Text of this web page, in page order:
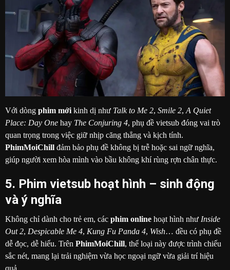
Với dòng phim mới kinh dị như Talk to Me 2, Smile 2, A Quiet
Place: Day One hay The Conjuring 4, phụ đề vietsub đóng vai trò
quan trọng trong việc giữ nhịp căng thẳng và kịch tính.
PhimMoiChill đảm bảo phụ đề không bị trễ hoặc sai ngữ nghĩa,
giúp người xem hòa mình vào bầu không khí rùng rợn chân thực.
5. Phim vietsub hoạt hình – sinh động
và ý nghĩa
Không chỉ dành cho trẻ em, các phim online hoạt hình như Inside
Out 2, Despicable Me 4, Kung Fu Panda 4, Wish… đều có phụ đề
dễ đọc, dễ hiểu. Trên PhimMoiChill, thể loại này được trình chiếu
sắc nét, mang lại trải nghiệm vừa học ngoại ngữ vừa giải trí hiệu